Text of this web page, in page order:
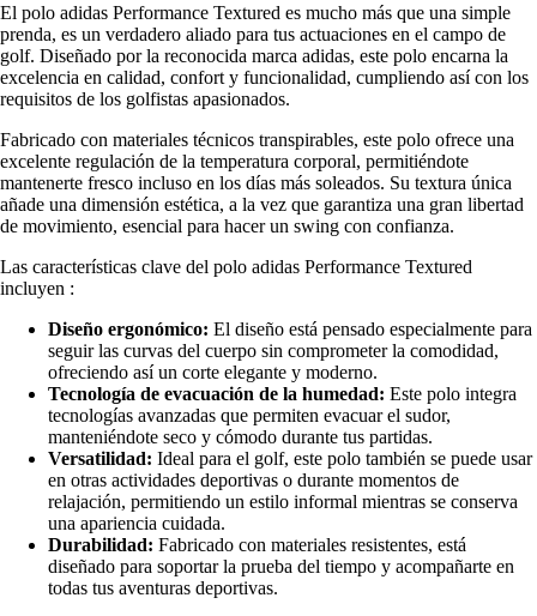
El polo adidas Performance Textured es mucho más que una simple
prenda, es un verdadero aliado para tus actuaciones en el campo de
golf. Diseñado por la reconocida marca adidas, este polo encarna la
excelencia en calidad, confort y funcionalidad, cumpliendo así con los
requisitos de los golfistas apasionados.
Fabricado con materiales técnicos transpirables, este polo ofrece una
excelente regulación de la temperatura corporal, permitiéndote
mantenerte fresco incluso en los días más soleados. Su textura única
añade una dimensión estética, a la vez que garantiza una gran libertad
de movimiento, esencial para hacer un swing con confianza.
Las características clave del polo adidas Performance Textured
incluyen :
Diseño ergonómico: El diseño está pensado especialmente para
seguir las curvas del cuerpo sin comprometer la comodidad,
ofreciendo así un corte elegante y moderno.
Tecnología de evacuación de la humedad: Este polo integra
tecnologías avanzadas que permiten evacuar el sudor,
manteniéndote seco y cómodo durante tus partidas.
Versatilidad: Ideal para el golf, este polo también se puede usar
en otras actividades deportivas o durante momentos de
relajación, permitiendo un estilo informal mientras se conserva
una apariencia cuidada.
Durabilidad: Fabricado con materiales resistentes, está
diseñado para soportar la prueba del tiempo y acompañarte en
todas tus aventuras deportivas.